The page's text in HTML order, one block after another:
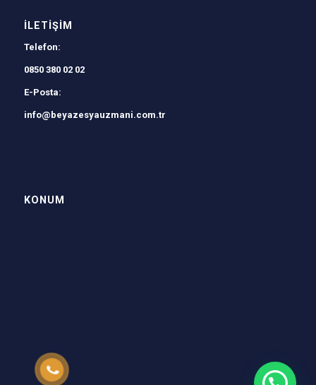
İLETIŞIM
Telefon:
0850 380 02 02
E-Posta:
info@beyazesyauzmani.com.tr
KONUM